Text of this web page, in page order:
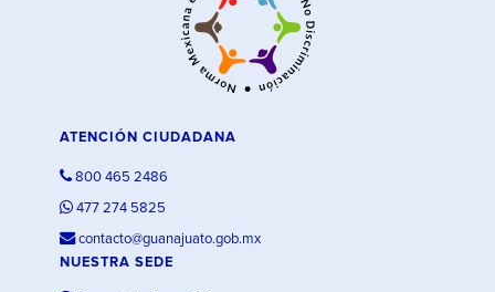
ATENCIÓN CIUDADANA
800 465 2486
477 274 5825
contacto@guanajuato.gob.mx
NUESTRA SEDE